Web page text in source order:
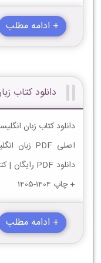
+ ادامه مطلب
دانلود کتاب
+ چاپ 1404-1405
+ ادامه مطلب